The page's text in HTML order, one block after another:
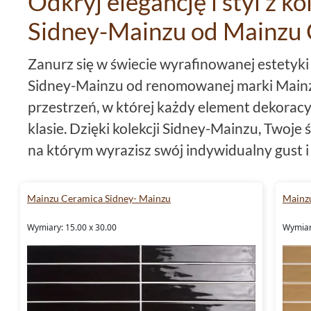
Sidney-Mainzu od Mainzu
Zanurz się w świecie wyrafinowanej
Sidney-Mainzu od renomowanej marki
przestrzeń, w której każdy element
klasie. Dzięki kolekcji Sidney-Mainzu, Twoje
na którym wyrazisz swój indywidualny gust
wybierającpłytkiw odcieniach głębokiego
brązowego. Dodaj swojej przestrzeni
słońca z płytkami w tonacji
Mainzu Ceramica Sidney- Mainzu
Wymiary: 15.00 x 30.00